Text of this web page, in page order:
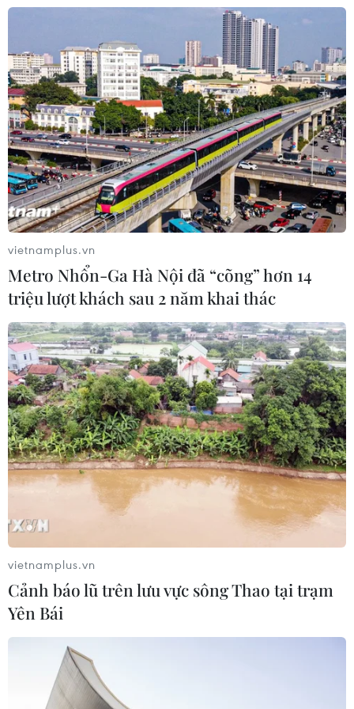
phục hồi kinh tế của Syria
Tổng thống Mỹ: Các bên đạt bước
tiến hướng tới chấm dứt xung đột với
Iran
03/08/2026 06:24
Tổng thống Trump thông báo thời
điểm Mỹ nối lại đàm phán với Iran
03/08/2026 00:50
Iran và Oman sắp đạt thỏa thuận về
tuyến hàng hải mới tại eo biển
Hormuz
02/08/2026 22:47
Xem thêm
CƠ QUAN CHỦ QUẢN: THÔNG TẤN XÃ VIỆT NAM
Tổng Biên tập: TRẦN TIẾN DUẨN
Phó Tổng Biên tập: NGUYỄN THỊ TÁM, KHÚC THANH
Sở hữu trí tuệ
vietnamplus.vn
Metro Nhổn-Ga Hà Nội đã “cõng” hơn 14
triệu lượt khách sau 2 năm khai thác
vietnamplus.vn
Cảnh báo lũ trên lưu vực sông Thao tại trạm
Yên Bái